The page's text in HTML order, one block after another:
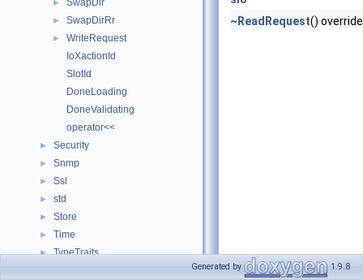
► SwapDir
► SwapDirRr
►
WriteRequest
IoXactionId
SlotId
DoneLoading
DoneValidating
operator<<
► Security
► Snmp
► Ssl
► std
► Store
► Time
► TypeTraits_
~ReadRequest() override
Generated by 1.9.8